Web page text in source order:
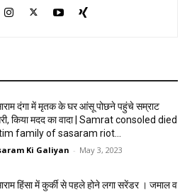
दंगा में मृतक के घर आंसू पोछने पहुंचे सम्राट
किया मदद का वादा | Samrat consoled died
family of sasaram riot...
Ki Galiyan - May 3, 2023
हिंसा में कुर्की से पहले होने लगा सरेंडर । जमाल व